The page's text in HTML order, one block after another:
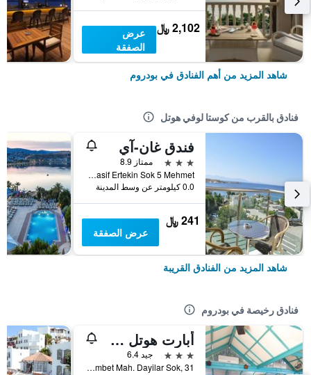
2,102 ﷼
عرض
الصفقة
شاهد المزيد من أهم الفنادق في بودروم
فنادق بالقرب من كوستا لوفي هوتل
فندق غان-آي
3 نجوم
ممتاز 8.9
Adnan Menderes Cad Kasif Ertekin Sok 5 Mehmet, بودروم, تركيا
0.0 كيلومتر عن وسط المدينة
241 ﷼
عرض الصفقة
شاهد المزيد من الفنادق القريبة
فنادق رخيصة في بودروم
أبارت هوتل سييستا بيتش بودرم
3 نجوم
جيد 6.4
Gumbet Mah. Dayilar Sok, 31, بودروم, تركيا